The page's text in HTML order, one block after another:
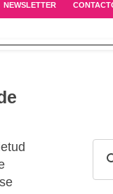
NEWSLETTER